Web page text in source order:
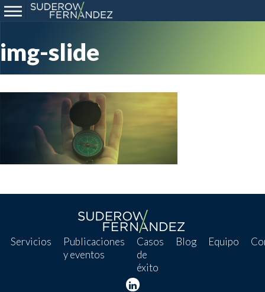
img-slide
Servicios
Publicaciones
y eventos
Casos
de
éxito
Blog Equipo